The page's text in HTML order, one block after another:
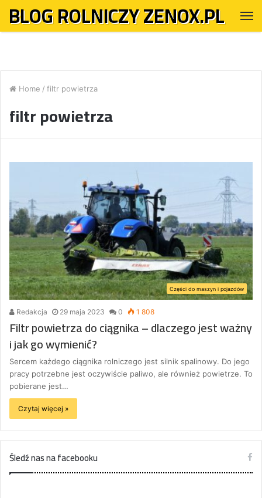
BLOG ROLNICZY ZENOX.PL
Home / filtr powietrza
filtr powietrza
Części do maszyn i pojazdów
Redakcja 29 maja 2023 0 1 808
Filtr powietrza do ciągnika – dlaczego jest ważny
i jak go wymienić?
Sercem każdego ciągnika rolniczego jest silnik spalinowy. Do jego
pracy potrzebne jest oczywiście paliwo, ale również powietrze. To
pobierane jest…
Czytaj więcej »
Śledź nas na facebooku